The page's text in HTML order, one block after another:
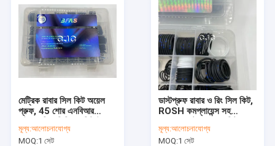
মেট্রিক রাবার সিল কিট অয়েল
প্রুফ, 45 শোর এনবিআর
নির্ভুলতা
মূল্য:আলোচনাযোগ্য
MOQ:1 সেট
ডাস্টপ্রুফ রাবার ও রিং সিল কিট,
ROSH কমপ্লায়েন্স সহ
মূল্য:আলোচনাযোগ্য
MOQ:1 সেট